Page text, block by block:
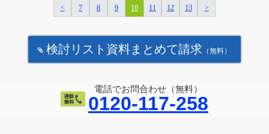
< 7 8 9 10 11 12 13 >
検討リスト資料まとめて請求 （無料）
電話でお問合わせ（無料）
0120-117-258